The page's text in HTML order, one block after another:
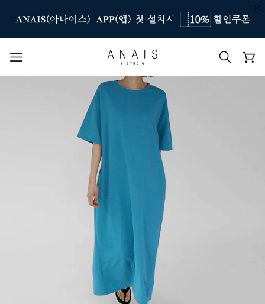
#신상7%할인 #아나이스 제작
#당일발송 #BEST OF BEST